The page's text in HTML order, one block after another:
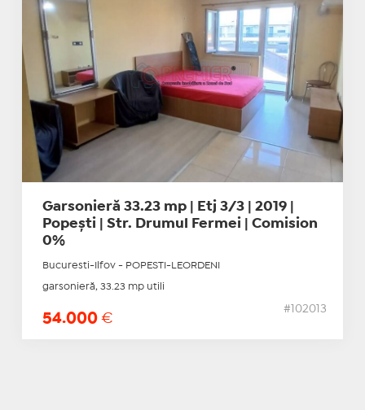
Garsonieră 33.23 mp | Etj 3/3 | 2019 |
Popești | Str. Drumul Fermei | Comision
0%
Bucuresti-Ilfov - POPESTI-LEORDENI
garsonieră, 33.23 mp utili
54.000 €
#102013